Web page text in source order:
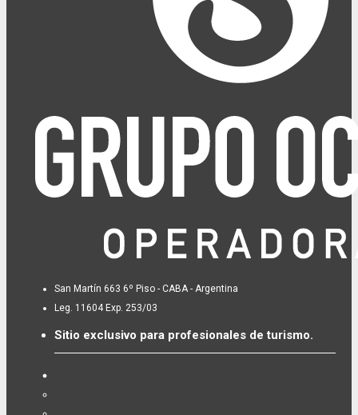
San Martín 663 6º Piso - CABA - Argentina
Leg. 11604 Exp. 253/03
Sitio exclusivo para profesionales de turismo.